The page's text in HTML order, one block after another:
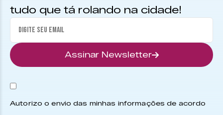
tudo que tá rolando na cidade!
Assinar Newsletter
Autorizo o envio das minhas informações de acordo